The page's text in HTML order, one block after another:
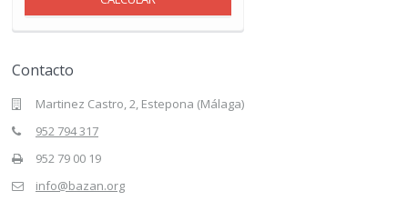
Contacto
Martinez Castro, 2, Estepona (Málaga)
952 794 317
952 79 00 19
info@bazan.org